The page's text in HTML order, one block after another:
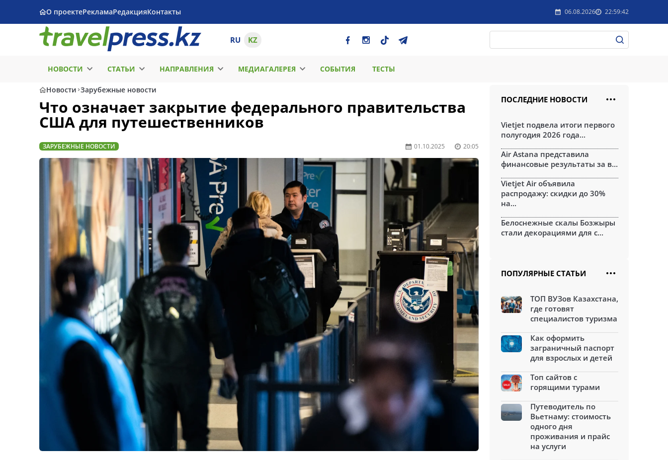
О проектеРекламаРедакцияКонтакты 06.08.2026 22:59:42
RU KZ
НОВОСТИ СТАТЬИ НАПРАВЛЕНИЯ МЕДИАГАЛЕРЕЯ СОБЫТИЯ ТЕСТЫ
Новости Зарубежные новости
Что означает закрытие федерального правительства
США для путешественников
ЗАРУБЕЖНЫЕ НОВОСТИ 01.10.2025 20:05
ПОСЛЕДНИЕ НОВОСТИ
Vietjet подвела итоги первого
полугодия 2026 года...
Air Astana представила
финансовые результаты за в...
Vietjet Air объявила
распродажу: скидки до 30%
на...
Белоснежные скалы Бозжыры
стали декорациями для с...
ПОПУЛЯРНЫЕ СТАТЬИ
ТОП ВУЗов Казахстана,
где готовят
специалистов туризма
Как оформить
заграничный паспорт
для взрослых и детей
Топ сайтов с
горящими турами
Путеводитель по
Вьетнаму: стоимость
одного дня
проживания и прайс
на услуги